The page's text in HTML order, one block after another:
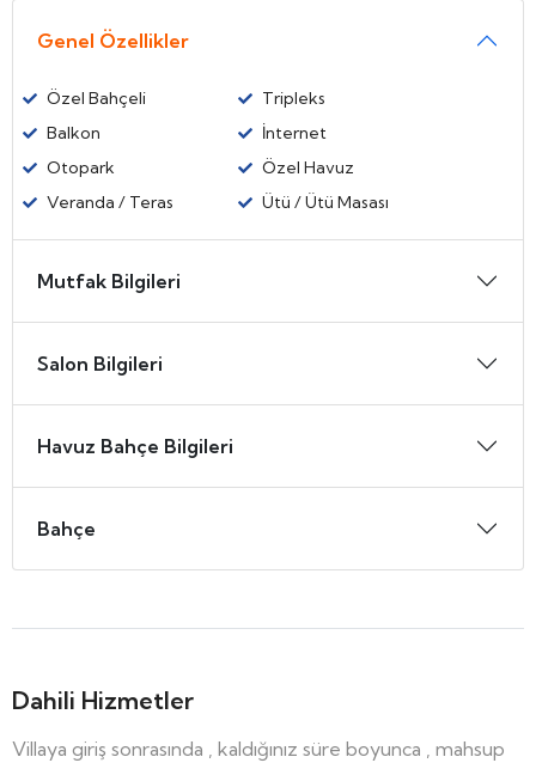
Genel Özellikler
Özel Bahçeli
Tripleks
Balkon
İnternet
Otopark
Özel Havuz
Veranda / Teras
Ütü / Ütü Masası
Mutfak Bilgileri
Salon Bilgileri
Havuz Bahçe Bilgileri
Bahçe
Dahili Hizmetler
Villaya giriş sonrasında , kaldığınız süre boyunca , mahsup